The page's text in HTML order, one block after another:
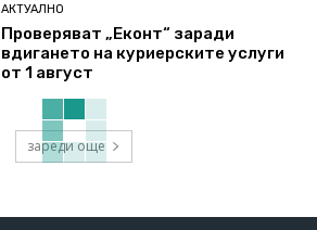
АКТУАЛНО
Проверяват „Еконт“ заради
вдигането на куриерските услуги
от 1 август
зареди още